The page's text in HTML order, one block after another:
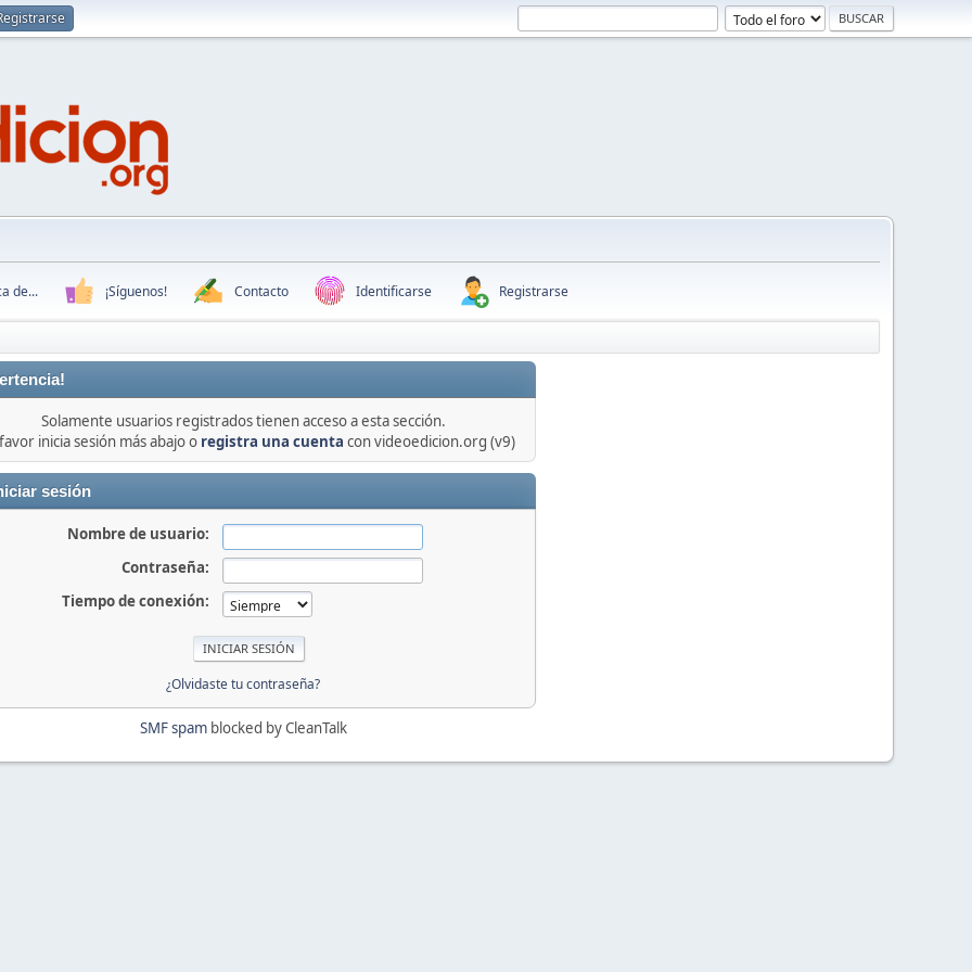
de... ¡Síguenos! Contacto Identificarse Registrarse
Solamente usuarios registrados tienen acceso a esta sección.
inicia sesión más abajo o registra una cuenta con videoedicion.org (v9)
sesión
Nombre de usuario:
Contraseña:
Tiempo de conexión:
¿Olvidaste tu contraseña?
SMF spamblocked by CleanTalk